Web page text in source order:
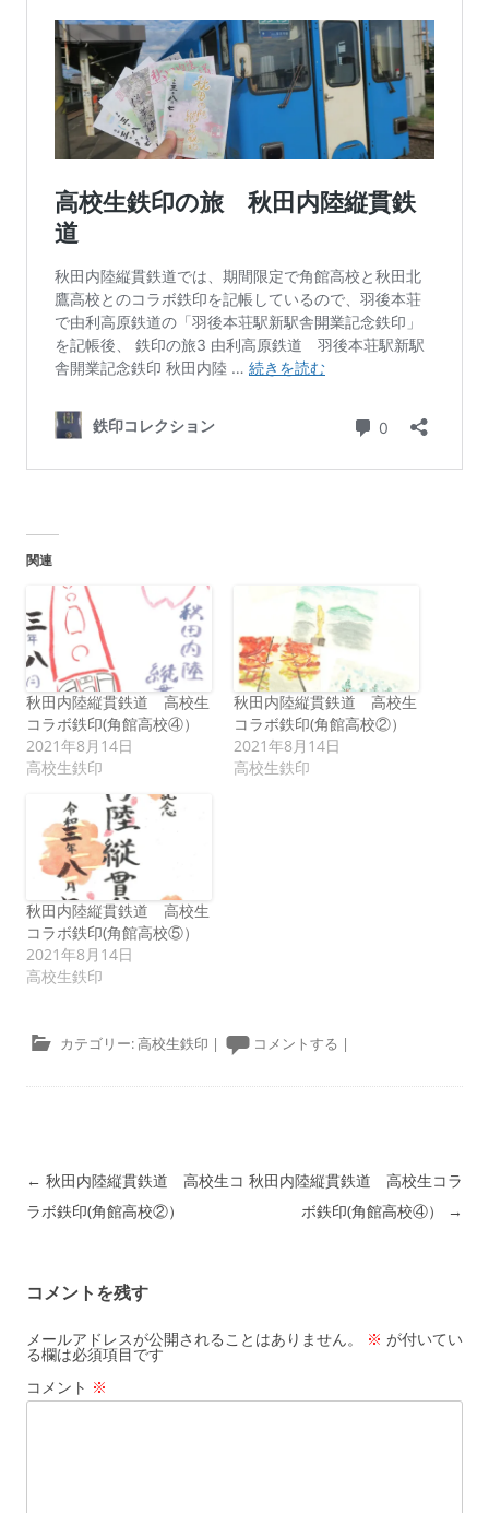
関連
秋田内陸縦貫鉄道 高校生
コラボ鉄印(角館高校④）
2021年8月14日
高校生鉄印
秋田内陸縦貫鉄道 高校生
コラボ鉄印(角館高校②）
2021年8月14日
高校生鉄印
秋田内陸縦貫鉄道 高校生
コラボ鉄印(角館高校⑤）
2021年8月14日
高校生鉄印
カテゴリー:高校生鉄印 | コメントする |
投稿ナビゲーション
← 秋田内陸縦貫鉄道 高校生コ
ラボ鉄印(角館高校②）
秋田内陸縦貫鉄道 高校生コラ
ボ鉄印(角館高校④）
→
コメントを残す
メールアドレスが公開されることはありません。 ※ が付いてい
る欄は必須項目です
コメント ※